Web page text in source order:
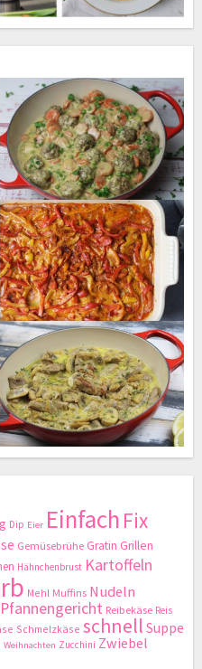
Dip Eier Einfach Fix
Gemüsebrühe Gratin Grillen
Hähnchenbrust Kartoffeln
Mehl Muffins Nudeln
Pfannengericht Reibekäse Reis
Schmelzkäse schnell Suppe
Weihnachten Zucchini Zwiebel